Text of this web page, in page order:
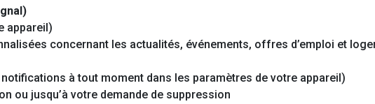
appareil)
concernant les actualités, événements, offres d’emploi et
à tout moment dans les paramètres de votre appareil)
ou jusqu’à votre demande de suppression